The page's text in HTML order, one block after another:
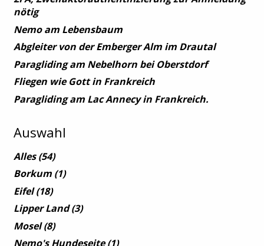
nötig
Nemo am Lebensbaum
Abgleiter von der Emberger Alm im Drautal
Paragliding am Nebelhorn bei Oberstdorf
Fliegen wie Gott in Frankreich
Paragliding am Lac Annecy in Frankreich.
Auswahl
Alles(54)
Borkum(1)
Eifel(18)
Lipper Land(3)
Mosel(8)
Nemo's Hundeseite(1)